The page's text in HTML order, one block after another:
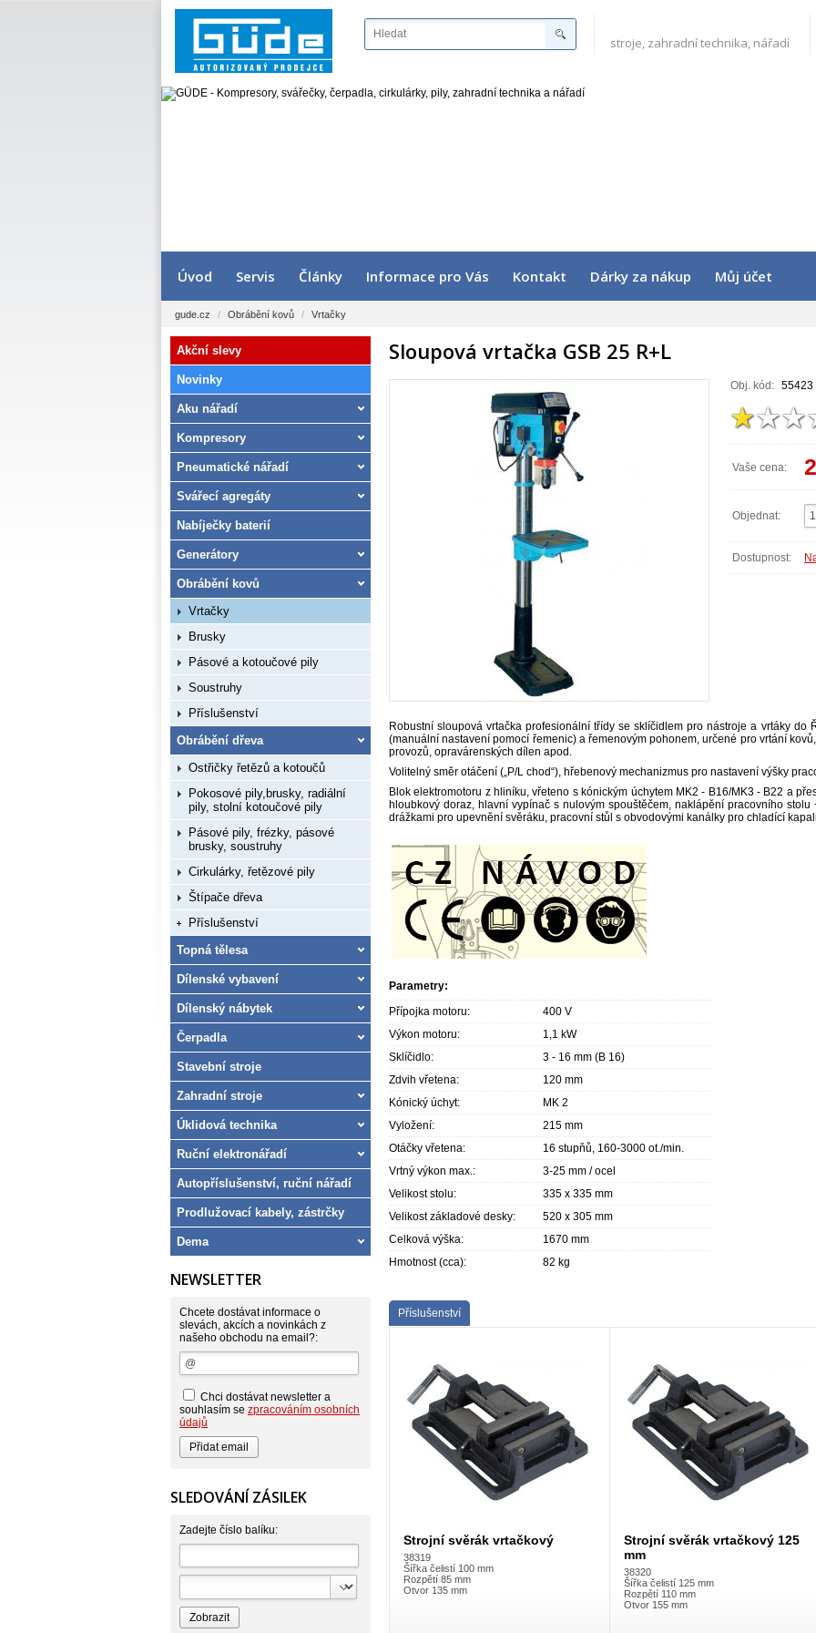
stroje, zahradní technika, nářadí
Úvod Servis Články Informace pro Vás Kontakt Dárky za nákup Můj účet
gude.cz / Obrábění kovů / Vrtačky
Sloupová vrtačka GSB 25 R+L
Obj. kód: 55423
Vaše cena:
Objednat:
Dostupnost:
Robustní sloupová vrtačka profesionální třídy se sklíčidlem pro nástroje a vrtáky do
(manuální nastavení pomocí řemenic) a řemenovým pohonem, určené pro vrtání
provozů, opravárenských dílen apod.
Volitelný směr otáčení („P/L chod“), hřebenový mechanizmus pro nastavení výšky
Blok elektromotoru z hliníku, vřeteno s kónickým úchytem MK2 - B16/MK3 - B22 a
hloubkový doraz, hlavní vypínač s nulovým spouštěčem, naklápění pracovního
drážkami pro upevnění svěráku, pracovní stůl s obvodovými kanálky pro chladící
Parametry:
Přípojka motoru:
400 V
Výkon motoru:
1,1 kW
Sklíčidlo:
3 - 16 mm (B 16)
Zdvih vřetena:
120 mm
Kónický úchyt:
MK 2
Vyložení:
215 mm
Otáčky vřetena:
16 stupňů, 160-3000 ot./min.
Vrtný výkon max.:
3-25 mm / ocel
Velikost stolu:
335 x 335 mm
Velikost základové desky:
520 x 305 mm
Celková výška:
1670 mm
Hmotnost (cca):
82 kg
Příslušenství
Strojní svěrák vrtačkový
38319
Šířka čelistí 100 mm
Rozpětí 85 mm
Otvor 135 mm
Strojní svěrák vrtačkový 125
mm
38320
Šířka čelistí 125 mm
Rozpětí 110 mm
Otvor 155 mm
Akční slevy
Novinky
Aku nářadí
Kompresory
Pneumatické nářadí
Svářecí agregáty
Nabíječky baterií
Generátory
Obrábění kovů
Vrtačky
Brusky
Pásové a kotoučové pily
Soustruhy
Příslušenství
Obrábění dřeva
Ostřičky řetězů a kotoučů
Pokosové pily,brusky, radiální
pily, stolní kotoučové pily
Pásové pily, frézky, pásové
brusky, soustruhy
Cirkulárky, řetězové pily
Štípače dřeva
Příslušenství
Topná tělesa
Dílenské vybavení
Dílenský nábytek
Čerpadla
Stavební stroje
Zahradní stroje
Úklidová technika
Ruční elektronářadí
Autopříslušenství, ruční nářadí
Prodlužovací kabely, zástrčky
Dema
NEWSLETTER
Chcete dostávat informace o
slevách, akcích a novinkách z
našeho obchodu na email?:
Chci dostávat newsletter a
souhlasím se zpracováním osobních
údajů
SLEDOVÁNÍ ZÁSILEK
Zadejte číslo balíku: